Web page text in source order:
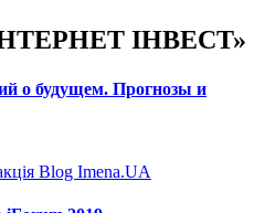
ІНВЕСТ»
о будущем. Прогнозы и
Blog Imena.UA